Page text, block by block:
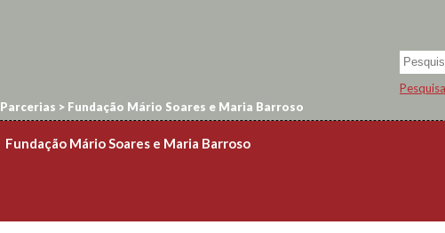
Parcerias > Fundação Mário Soares e Maria Barroso
Fundação Mário Soares e Maria Barroso